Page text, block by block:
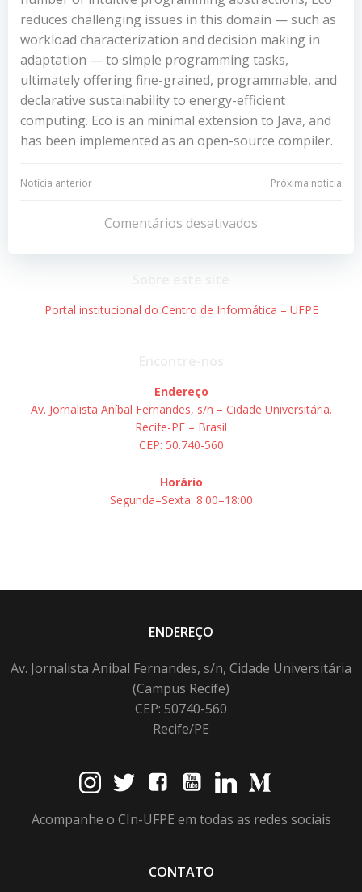
reduces challenging issues in this domain — such as
workload characterization and decision making in
adaptation — to simple programming tasks,
ultimately offering fine-grained, programmable, and
declarative sustainability to energy-efficient
computing. Eco is an minimal extension to Java, and
has been implemented as an open-source compiler.
Navegação
Post
Notícia anterior
Navegação
de
Post
Próxima notícia
Comentários desativados
Portal institucional do Centro de Informática – UFPE
Endereço
Av. Jornalista Aníbal Fernandes, s/n – Cidade Universitária.
Recife-PE – Brasil
CEP: 50.740-560
Horário
Segunda–Sexta: 8:00–18:00
ENDEREÇO
Av. Jornalista Anibal Fernandes, s/n, Cidade Universitária
(Campus Recife)
CEP: 50740-560
Recife/PE
Acompanhe o CIn-UFPE em todas as redes sociais
CONTATO